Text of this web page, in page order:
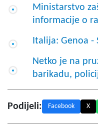
Ministarstvo
informacije o
Italija: Genoa -
Netko je na
barikadu,
Podijeli: Facebook X